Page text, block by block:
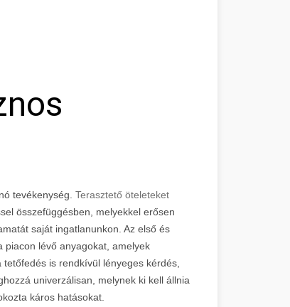
tevékenység. Terasztető öteleteket
összefüggésben, melyekkel erősen
saját ingatlanunkon. Az első és
piacon lévő anyagokat, amelyek
is rendkívül lényeges kérdés,
univerzálisan, melynek ki kell állnia
káros hatásokat.